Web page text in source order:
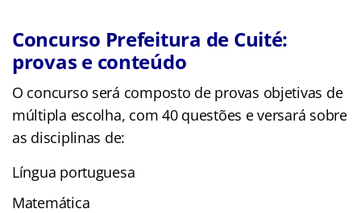
Concurso Prefeitura de Cuité:
provas e conteúdo
O concurso será composto de provas objetivas de
múltipla escolha, com 40 questões e versará sobre
as disciplinas de:
Língua portuguesa
Matemática